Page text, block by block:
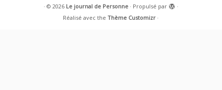
· © 2026 Le journal de Personne· Propulsé par
·
Réalisé avec theThème Customizr ·